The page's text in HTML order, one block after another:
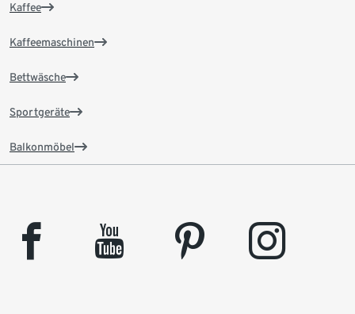
Kaffee
Kaffeemaschinen
Bettwäsche
Sportgeräte
Balkonmöbel
facebook youtube pinterest instagram